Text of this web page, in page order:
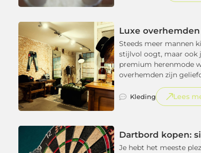
Luxe
Steeds meer mannen
stijlvol oogt, maar ook
premium herenmode
overhemden zijn
Kleding Lees
Dartbord kopen:
Je hebt het meeste